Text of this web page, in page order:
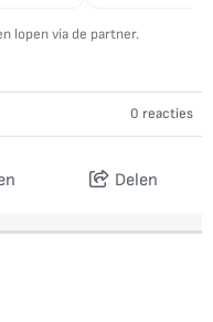
lopen via de partner.
0 reacties
Delen